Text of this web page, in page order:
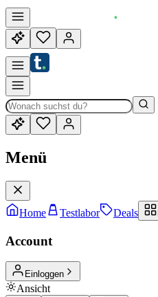
Menü
Home Testlabor Deals
Account
Einloggen
Ansicht